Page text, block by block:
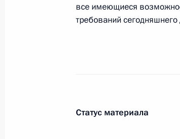
14 декабря 2006 года, 23:06
все имеющиеся
требований сегодняшнего
Статус материала